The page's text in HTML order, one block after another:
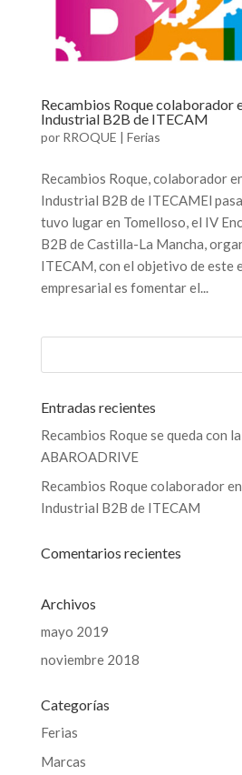
Recambios Roque colaborador
Industrial B2B de ITECAM
por RROQUE | Ferias
Recambios Roque, colaborador
Industrial B2B de ITECAMEl
tuvo lugar en Tomelloso, el IV
B2B de Castilla-La Mancha,
ITECAM, con el objetivo de este
empresarial es fomentar el...
Entradas recientes
Recambios Roque se queda con
ABAROADRIVE
Recambios Roque colaborador
Industrial B2B de ITECAM
Comentarios recientes
Archivos
mayo 2019
noviembre 2018
Categorías
Ferias
Marcas